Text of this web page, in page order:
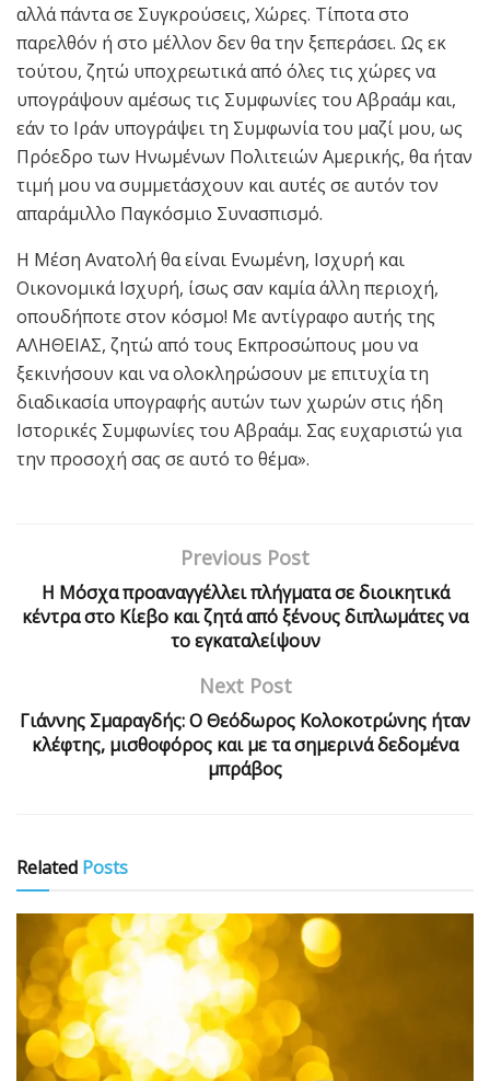
αλλά πάντα σε Συγκρούσεις, Χώρες. Τίποτα στο
παρελθόν ή στο μέλλον δεν θα την ξεπεράσει. Ως εκ
τούτου, ζητώ υποχρεωτικά από όλες τις χώρες να
υπογράψουν αμέσως τις Συμφωνίες του Αβραάμ και,
εάν το Ιράν υπογράψει τη Συμφωνία του μαζί μου, ως
Πρόεδρο των Ηνωμένων Πολιτειών Αμερικής, θα ήταν
τιμή μου να συμμετάσχουν και αυτές σε αυτόν τον
απαράμιλλο Παγκόσμιο Συνασπισμό.
Η Μέση Ανατολή θα είναι Ενωμένη, Ισχυρή και
Οικονομικά Ισχυρή, ίσως σαν καμία άλλη περιοχή,
οπουδήποτε στον κόσμο! Με αντίγραφο αυτής της
ΑΛΗΘΕΙΑΣ, ζητώ από τους Εκπροσώπους μου να
ξεκινήσουν και να ολοκληρώσουν με επιτυχία τη
διαδικασία υπογραφής αυτών των χωρών στις ήδη
Ιστορικές Συμφωνίες του Αβραάμ. Σας ευχαριστώ για
την προσοχή σας σε αυτό το θέμα».
Previous Post
Η Μόσχα προαναγγέλλει πλήγματα σε διοικητικά
κέντρα στο Κίεβο και ζητά από ξένους διπλωμάτες να
το εγκαταλείψουν
Next Post
Γιάννης Σμαραγδής: Ο Θεόδωρος Κολοκοτρώνης ήταν
κλέφτης, μισθοφόρος και με τα σημερινά δεδομένα
μπράβος
Related Posts